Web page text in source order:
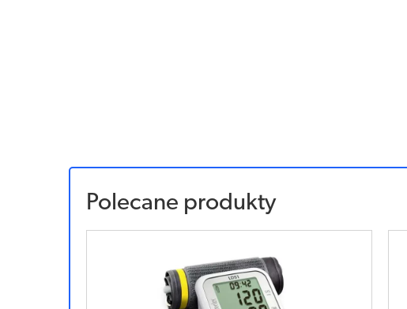
Polecane produkty